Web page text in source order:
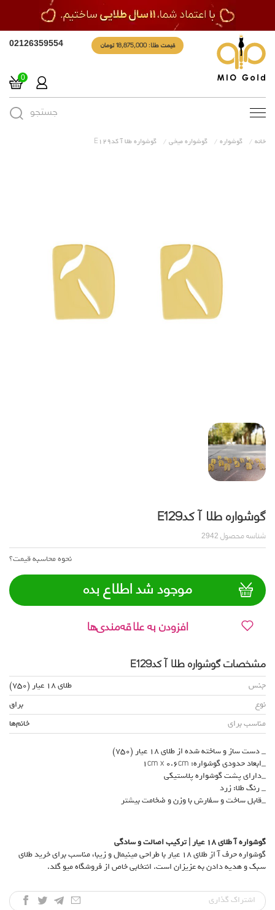
قیمت طلا: 18,875,000 تومان 02126359554
0
Toggle جستجو
خانه گوشواره گوشواره میخی گوشواره طلا آ کدE129
گوشواره طلا آ کدE129
شناسه محصول
نحوه محاسبه قیمت؟
موجود شد اطلاع بده
افزودن به علاقه‌مندی‌ها
مشخصات گوشواره طلا آ کدE129
جنس
طلای 18 عیار (750)
نوع
براق
مناسب برای
خانم‌ها
_ دست ساز و ساخته شده از طلای 18 عیار (750)
_ابعاد حدودی گوشواره: 1cm x 0.6cm
_دارای پشت گوشواره پلاستیکی
_ رنگ طلا: زرد
_قابل ساخت و سفارش با وزن و ضخامت بیشتر
گوشواره آ طلای۱۸ عیار | ترکیب اصالت و سادگی
گوشواره حرف آ از طلای ۱۸ عیار با طراحی مینیمال و زیبا، مناسب برای خرید طلای
سبک و هدیه دادن به عزیزان است. انتخابی خاص از فروشگاه میو گلد.
اشتراک‌ گذاری